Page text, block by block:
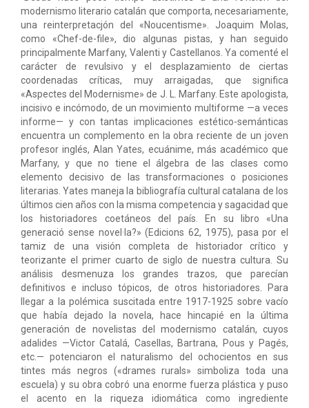
modernismo literario catalán que comporta, necesariamente,
una reinterpretacjón del «Noucentisme». Joaquim Molas,
como «Chef-de-file», dio algunas pistas, y han seguido
principalmente Marfany, Valenti y Castellanos. Ya comenté el
carácter de revulsivo y el desplazamiento de ciertas
coordenadas críticas, muy arraigadas, que significa
«Aspectes del Modernisme» de J. L. Marfany. Este apologista,
incisivo e incómodo, de un movimiento multiforme —a veces
informe— y con tantas implicaciones estético-semánticas
encuentra un complemento en la obra reciente de un joven
profesor inglés, Alan Yates, ecuánime, más académico que
Marfany, y que no tiene el álgebra de las clases como
elemento decisivo de las transformaciones o posiciones
literarias. Yates maneja la bibliografía cultural catalana de los
últimos cien años con la misma competencia y sagacidad que
los historiadores coetáneos del país. En su libro «Una
generació sense novel·la?» (Edicions 62, 1975), pasa por el
tamiz de una visión completa de historiador crítico y
teorizante el primer cuarto de siglo de nuestra cultura. Su
análisis desmenuza los grandes trazos, que parecían
definitivos e incluso tópicos, de otros historiadores. Para
llegar a la polémica suscitada entre 1917-1925 sobre vacío
que había dejado la novela, hace hincapié en la última
generación de novelistas del modernismo catalán, cuyos
adalides —Victor Catalá, Casellas, Bartrana, Pous y Pagés,
etc.— potenciaron el naturalismo del ochocientos en sus
tintes más negros («drames rurals» simboliza toda una
escuela) y su obra cobró una enorme fuerza plástica y puso
el acento en la riqueza idiomática como ingrediente